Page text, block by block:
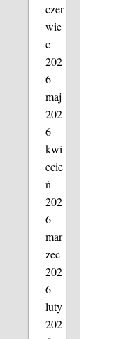
czer
wie
c
202
6
maj
202
6
kwi
ecie
ń
202
6
mar
zec
202
6
luty
202